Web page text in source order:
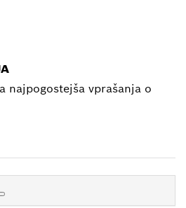
najpogostejša vprašanja o